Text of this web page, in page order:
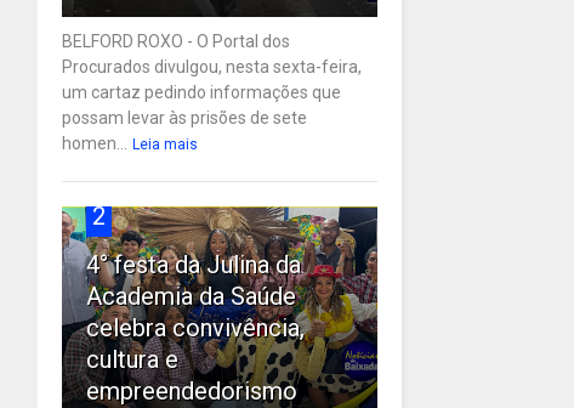
BELFORD ROXO - O Portal dos
Procurados divulgou, nesta sexta-feira,
um cartaz pedindo informações que
possam levar às prisões de sete
homen... Leia mais
2
4° festa da Julina da
Academia da Saúde
celebra convivência,
cultura e
empreendedorismo